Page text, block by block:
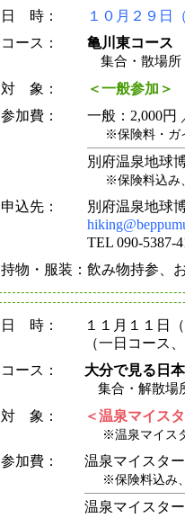
日 時：
１０月２９日
コース：
亀川東コース
集合・散場所
対 象： ＜一般参加＞
参加費： 一般：2,000円
※保険料・ガ
別府温泉地球
※保険料込み
申込先：
別府温泉地球
TEL 090-5387-
持物・服装：飲み物持参、
日 時：
１１月１１日
（一日コース
コース：
大分で見る日
集合・解散場
対 象： ＜温泉マイス
※温泉マイス
参加費： 温泉マイスタ
※保険料込み
温泉マイスタ